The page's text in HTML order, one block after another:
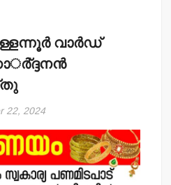
വാര്‍ഡ്
22, 2024